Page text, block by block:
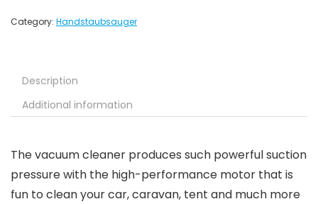
Category: Handstaubsauger
Description
Additional information
The vacuum cleaner produces such powerful suction
pressure with the high-performance motor that is
fun to clean your car, caravan, tent and much more